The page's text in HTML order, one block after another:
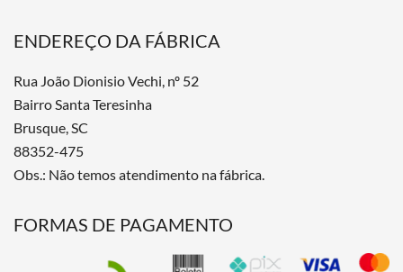
ENDEREÇO DA FÁBRICA
Rua João Dionisio Vechi, nº 52
Bairro Santa Teresinha
Brusque, SC
88352-475
Obs.: Não temos atendimento na fábrica.
FORMAS DE PAGAMENTO